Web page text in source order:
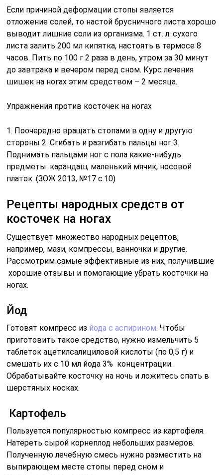
Если причиной деформации стопы является
отложение солей, то настой брусничного листа хорошо
выводит лишние соли из организма. 1 ст. л. сухого
листа залить 200 мл кипятка, настоять в термосе 8
часов. Пить по 100 г 2 раза в день, утром за 30 минут
до завтрака и вечером перед сном. Курс лечения
шишек на ногах этим средством – 2 месяца.
Упражнения против косточек на ногах
1. Поочередно вращать стопами в одну и другую
стороны 2. Сгибать и разгибать пальцы ног 3.
Поднимать пальцами ног с пола какие-нибудь
предметы: карандаш, маленький мячик, носовой
платок. (ЗОЖ 2013, №17 с.10)
Рецепты народных средств от
косточек на ногах
Существует множество народных рецептов,
например, мази, компрессы, ванночки и другие.
Рассмотрим самые эффективные из них, получившие
хорошие отзывы и помогающие убрать косточки на
ногах.
Йод
Готовят компресс из йода с аспирином. Чтобы
приготовить такое средство, нужно измельчить 5
таблеток ацетилсалициловой кислоты (по 0,5 г) и
смешать их с 10 мл йода 3% концентрации.
Обрабатывайте косточку на ночь и ложитесь спать в
шерстяных носках.
Картофель
Пользуется популярностью компресс из картофеля.
Натереть сырой корнеплод небольших размеров.
Полученную лечебную смесь нужно разместить на
выпирающем месте стопы перед сном и